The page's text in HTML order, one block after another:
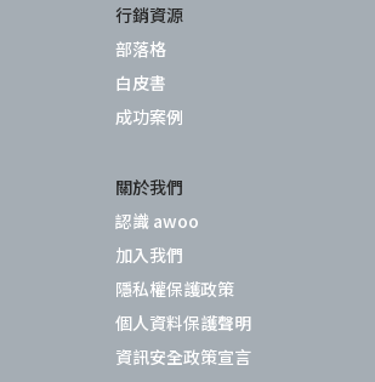
行銷資源
部落格
白皮書
成功案例
關於我們
認識 awoo
加入我們
隱私權保護政策
個人資料保護聲明
資訊安全政策宣言